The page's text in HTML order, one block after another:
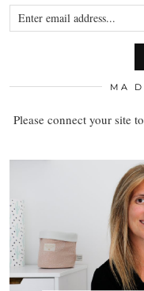
MA
Please connect your site